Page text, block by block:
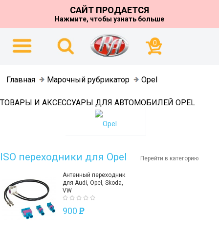
САЙТ ПРОДАЕТСЯ
Нажмите, чтобы узнать больше
0
Главная Марочный рубрикатор Opel
ТОВАРЫ И АКСЕССУАРЫ ДЛЯ АВТОМОБИЛЕЙ OPEL
ISO переходники для Opel Перейти в категорию
Антенный переходник
для Audi, Opel, Skoda,
VW
900 P